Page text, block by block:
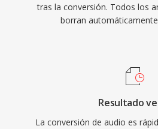
tras la conversión. Todos los
borran
Resultado
La conversión de audio es